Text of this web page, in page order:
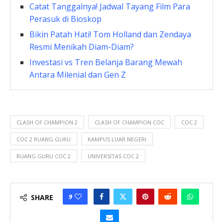
Catat Tanggalnya! Jadwal Tayang Film Para
Perasuk di Bioskop
Bikin Patah Hati! Tom Holland dan Zendaya
Resmi Menikah Diam-Diam?
Investasi vs Tren Belanja Barang Mewah
Antara Milenial dan Gen Z
CLASH OF CHAMPION 2 CLASH OF CHAMPION COC COC 2
COC 2 RUANG GURU KAMPUS LUAR NEGERI
RUANG GURU COC 2 UNIVERSITAS COC 2
SHARE 9